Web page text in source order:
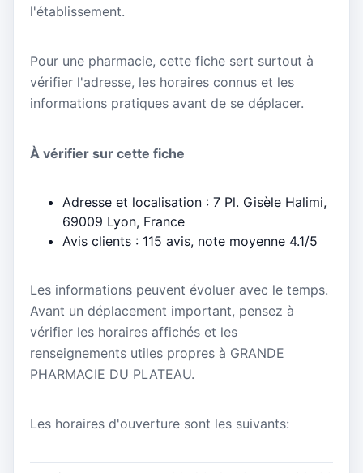
l'établissement.
Pour une pharmacie, cette fiche sert surtout à
vérifier l'adresse, les horaires connus et les
informations pratiques avant de se déplacer.
À vérifier sur cette fiche
Adresse et localisation : 7 Pl. Gisèle Halimi,
69009 Lyon, France
Avis clients : 115 avis, note moyenne 4.1/5
Les informations peuvent évoluer avec le temps.
Avant un déplacement important, pensez à
vérifier les horaires affichés et les
renseignements utiles propres à GRANDE
PHARMACIE DU PLATEAU.
Les horaires d'ouverture sont les suivants: